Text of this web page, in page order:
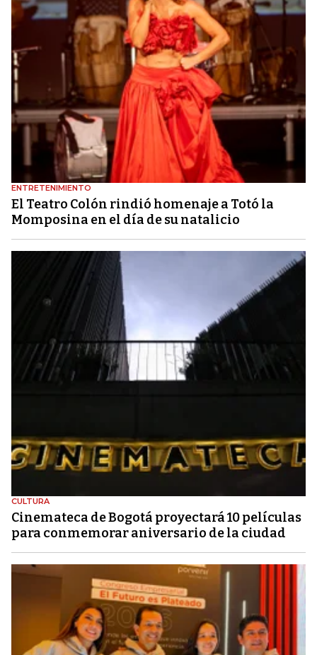
ENTRETENIMIENTO
El Teatro Colón rindió homenaje a Totó la
Momposina en el día de su natalicio
CULTURA
Cinemateca de Bogotá proyectará 10 películas
para conmemorar aniversario de la ciudad